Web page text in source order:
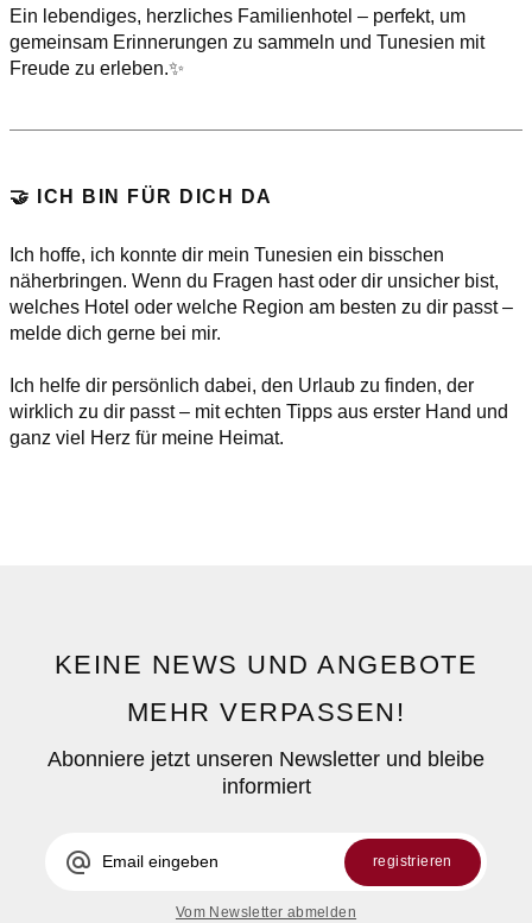
Ein lebendiges, herzliches Familienhotel – perfekt, um
gemeinsam Erinnerungen zu sammeln und Tunesien mit
Freude zu erleben.✨
🤝 ICH BIN FÜR DICH DA
Ich hoffe, ich konnte dir mein Tunesien ein bisschen
näherbringen. Wenn du Fragen hast oder dir unsicher bist,
welches Hotel oder welche Region am besten zu dir passt –
melde dich gerne bei mir.
Ich helfe dir persönlich dabei, den Urlaub zu finden, der
wirklich zu dir passt – mit echten Tipps aus erster Hand und
ganz viel Herz für meine Heimat.
KEINE NEWS UND ANGEBOTE
MEHR VERPASSEN!
Abonniere jetzt unseren Newsletter und bleibe
informiert
alternate_email registrieren
Vom Newsletter abmelden